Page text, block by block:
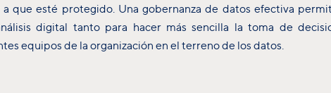
que esté protegido. Una gobernanza de datos efectiva
digital tanto para hacer más sencilla la toma de
equipos de la organización en el terreno de los datos.